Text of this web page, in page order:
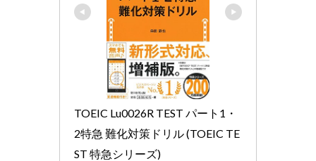
TOEIC Lu0026R TEST パート1・
2特急 難化対策ドリル (TOEIC TE
ST 特急シリーズ)